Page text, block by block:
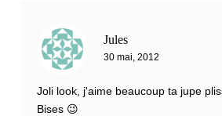
Jules
30 mai, 2012
Joli look, j'aime beaucoup ta jupe
Bises 😉